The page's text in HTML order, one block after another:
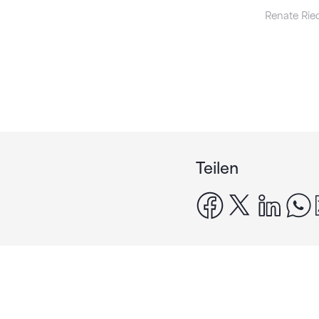
Renate
Teilen
facebook
x